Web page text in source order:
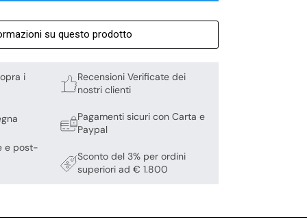
su questo prodotto
i
e post-
Recensioni Verificate dei
nostri clienti
Pagamenti sicuri con Carta e
Paypal
Sconto del 3% per ordini
superiori ad € 1.800